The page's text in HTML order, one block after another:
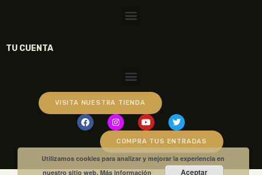
TU CUENTA
VISITA NUESTRA TIENDA
COMPRA TUS ENTRADAS
Utilizamos cookies para analizar y mejorar la experiencia en
nuestro sitio web.Más información Aceptar